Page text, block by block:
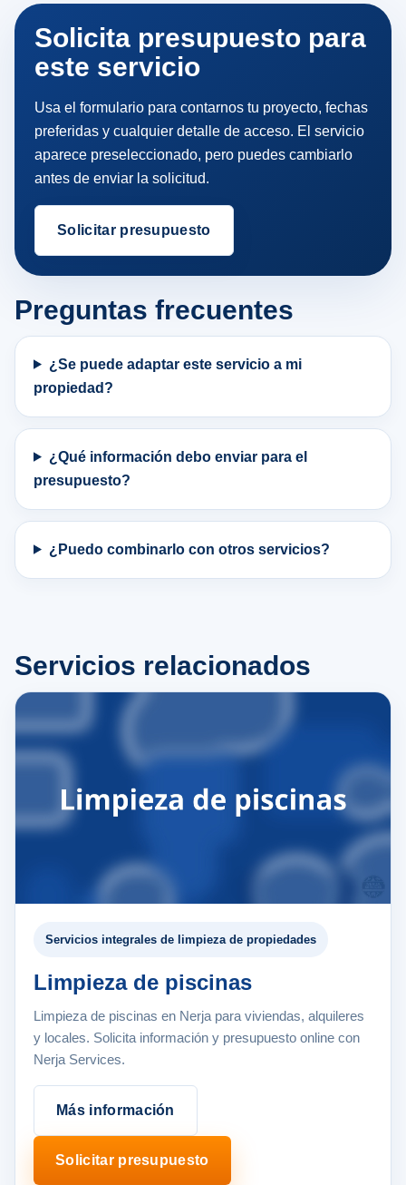
Solicita presupuesto para
este servicio
Usa el formulario para contarnos tu proyecto, fechas
preferidas y cualquier detalle de acceso. El servicio
aparece preseleccionado, pero puedes cambiarlo
antes de enviar la solicitud.
Solicitar presupuesto
Preguntas frecuentes
¿Se puede adaptar este servicio a mi
propiedad?
¿Qué información debo enviar para el
presupuesto?
¿Puedo combinarlo con otros servicios?
Servicios relacionados
Servicios integrales de limpieza de propiedades
Limpieza de piscinas
Limpieza de piscinas en Nerja para viviendas, alquileres
y locales. Solicita información y presupuesto online con
Nerja Services.
Más información
Solicitar presupuesto